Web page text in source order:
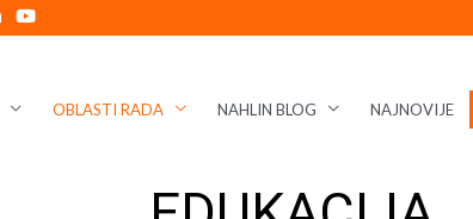
OBLASTI RADA NAHLIN BLOG NAJNOVIJE